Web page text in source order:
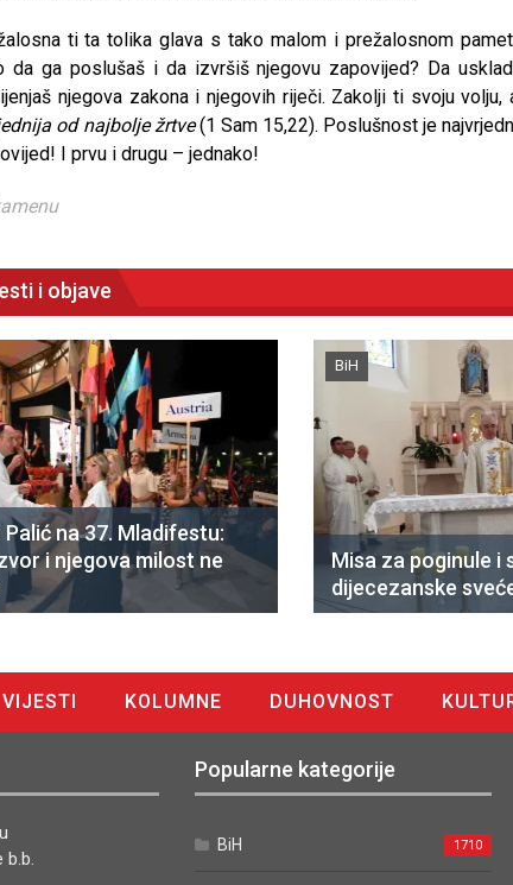
ti ta tolika glava s tako malom i prežalosnom
da ga poslušaš i da izvršiš njegovu zapovijed? Da
njegova zakona i njegovih riječi. Zakolji ti svoju
od najbolje žrtve(1 Sam 15,22). Poslušnost je
I prvu i drugu – jednako!
i objave
na 37. Mladifestu:
i njegova milost ne
BiH
Misa za poginule i
dijecezanske
VIJESTI KOLUMNE DUHOVNOST
b.b.
Popularne kategorije
BiH 1710